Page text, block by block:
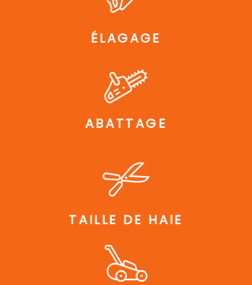
ÉLAGAGE
ABATTAGE
TAILLE DE HAIE